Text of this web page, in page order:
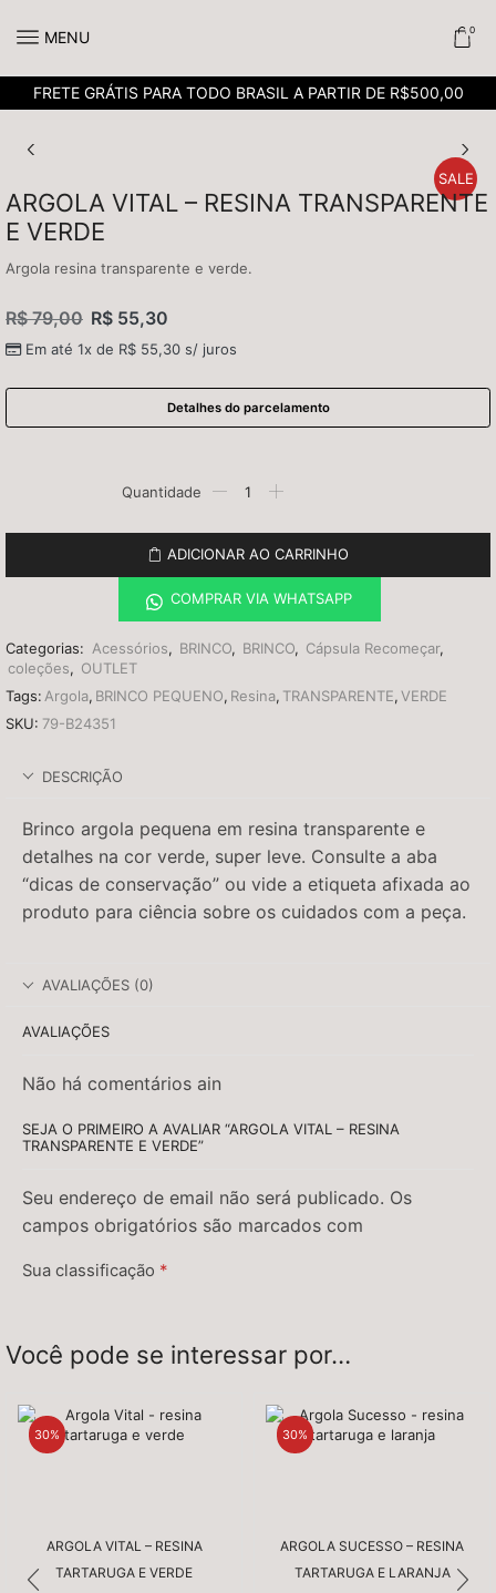
MENU 0
FRETE GRÁTIS PARA TODO BRASIL A PARTIR DE R$500,00
SALE
ARGOLA VITAL – RESINA TRANSPARENTE
E VERDE
Argola resina transparente e verde.
R$79,00 R$55,30
Em até 1x de R$ 55,30 s/ juros
Detalhes do parcelamento
ADICIONAR AO CARRINHO
COMPRAR VIA WHATSAPP
Categorias: Acessórios, BRINCO, BRINCO, Cápsula Recomeçar,
coleções, OUTLET
Tags: Argola, BRINCO PEQUENO, Resina, TRANSPARENTE,VERDE
SKU: 79-B24351
DESCRIÇÃO
Brinco argola pequena em resina transparente e
detalhes na cor verde, super leve. Consulte a aba
“dicas de conservação” ou vide a etiqueta afixada ao
produto para ciência sobre os cuidados com a peça.
AVALIAÇÕES (0)
AVALIAÇÕES
Não há comentários ain
SEJA O PRIMEIRO A AVALIAR “ARGOLA VITAL – RESINA
TRANSPARENTE E VERDE”
Seu endereço de email não será publicado. Os
campos obrigatórios são marcados com
Sua classificação *
Você pode se interessar por…
30%
ARGOLA VITAL – RESINA
TARTARUGA E VERDE
30%
ARGOLA SUCESSO – RESINA
TARTARUGA E LARANJA